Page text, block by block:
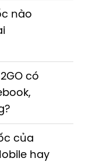
nào
có
của
hay